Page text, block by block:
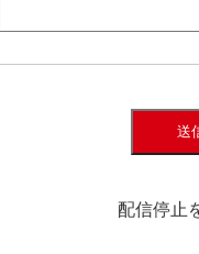
送
配信停止